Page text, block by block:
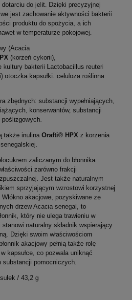
do jelit. Dzięki precyzyjnej
jest zachowanie aktywności bakterii
produktu do spożycia, a ich
w temperaturze pokojowej.
(Acacia
(korzeń cykorii),
kultury bakterii Lactobacillus reuteri
otoczka kapsułki: celuloza roślinna
zbędnych: substancji wypełniających,
konserwantów, substancji
także inulina Orafti® HPX z korzenia
zaliczanym do błonnika
zarówno frakcji
Jest także naturalnym
sprzyjającym wzrostowi korzystnej
akacjowe, pozyskiwane ze
drzew Acacia senegal, to
który nie ulega trawieniu w
naturalny składnik wspierający
Dzięki swoim właściwościom
akacjowy pełnią także rolę
kapsułce, co pozwala uniknąć
pomocniczych.
/ 43,2 g